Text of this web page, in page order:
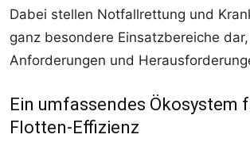
Dabei stellen Notfallrettung und
ganz besondere Einsatzbereiche
Anforderungen und
Ein umfassendes Ökosystem
Flotten-Effizienz